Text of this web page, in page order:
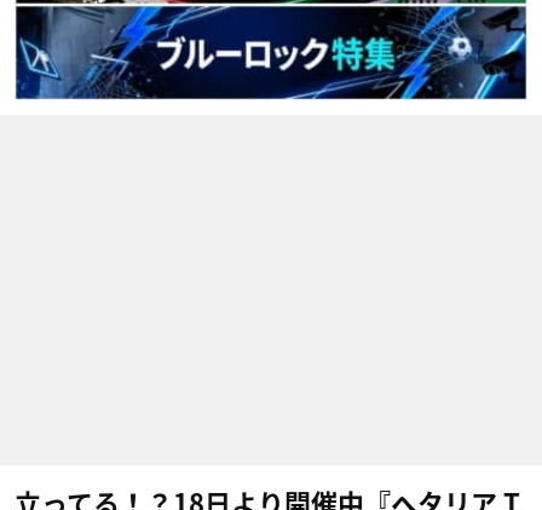
立ってる！？18日より開催中『ヘタリア T